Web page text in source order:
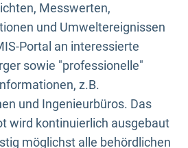
Messwerten,
und Umweltereignissen
Portal an interessierte
sowie "professionelle"
z.B.
und Ingenieurbüros. Das
wird kontinuierlich ausgebaut
möglichst alle behördlichen